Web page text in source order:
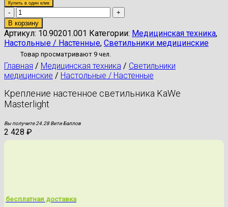
Купить в один клик
Количество
товара
Крепление
настенное
светильника
KaWe
Masterlight
В корзину
Артикул: 10.90201.001 Категории: Медицинская техника,
Настольные / Настенные, Светильники медицинские
Товар просматривают 9 чел.
Главная / Медицинская техника / Светильники
медицинские / Настольные / Настенные
Крепление настенное светильника KaWe
Masterlight
Вы получите 24.28 Вити Баллов
2 428 ₽
бесплатная доставка